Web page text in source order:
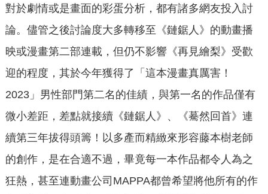
對於劇情或是畫面的彩蛋分析，都有諸多網友投入討
論。儘管之後討論度大多轉移至《鏈鋸人》的動畫播
映或漫畫第二部連載，但仍不影響《再見繪梨》受歡
迎的程度，其於今年獲得了「這本漫畫真厲害！
2023」男性部門第二名的佳績，與第一名的作品僅有
微小差距，差點就接續《鏈鋸人》、《驀然回首》連
續第三年拔得頭籌！以多產而精緻來形容藤本樹老師
的創作，是在合適不過，畢竟每一本作品都令人為之
狂熱，甚至連動畫公司MAPPA都曾希望將他所有的作